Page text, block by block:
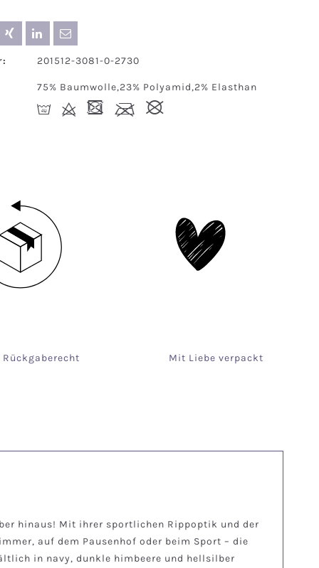
201512-3081-0-2730
75% Baumwolle,23% Polyamid,2% Elasthan
Id-l#
Rückgaberecht Mit Liebe verpackt
hinaus! Mit ihrer sportlichen Rippoptik und der
auf dem Pausenhof oder beim Sport – die
in navy, dunkle himbeere und hellsilber